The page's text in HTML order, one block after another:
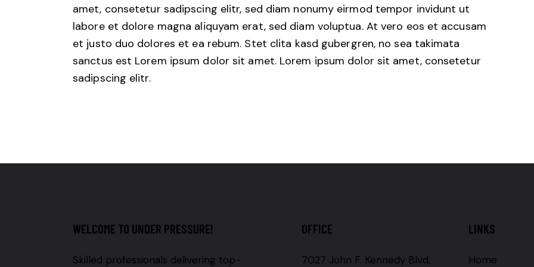
amet, consetetur sadipscing elitr, sed diam nonumy eirmod tempor invidunt ut
labore et dolore magna aliquyam erat, sed diam voluptua. At vero eos et accusam
et justo duo dolores et ea rebum. Stet clita kasd gubergren, no sea takimata
sanctus est Lorem ipsum dolor sit amet. Lorem ipsum dolor sit amet, consetetur
sadipscing elitr.
WELCOME TO UNDER PRESSURE!
Skilled professionals delivering top-
OFFICE
7027 John F. Kennedy Blvd,
LINKS
Home